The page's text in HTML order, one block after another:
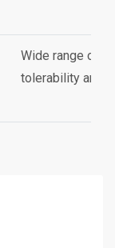
Wide range of
tolerability and